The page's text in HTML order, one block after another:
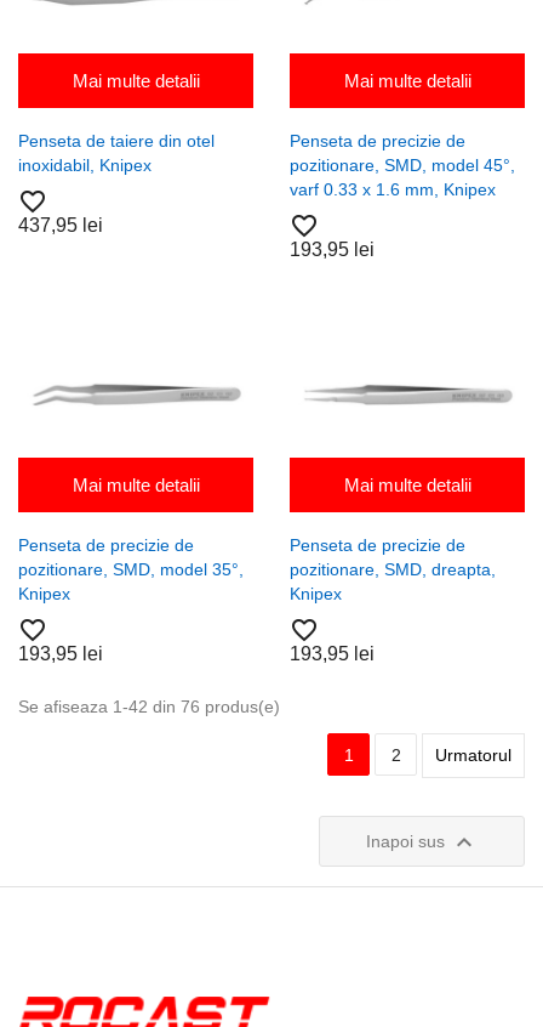
Mai multe detalii
Penseta de taiere din otel
inoxidabil, Knipex
favorite_border
437,95 lei
Mai multe detalii
Penseta de precizie de
pozitionare, SMD, model 45°,
varf 0.33 x 1.6 mm, Knipex
favorite_border
193,95 lei
Mai multe detalii
Penseta de precizie de
pozitionare, SMD, model 35°,
Knipex
favorite_border
193,95 lei
Mai multe detalii
Penseta de precizie de
pozitionare, SMD, dreapta,
Knipex
favorite_border
193,95 lei
Se afiseaza 1-42 din 76 produs(e)
1 2 Urmatorul
Inapoi sus 